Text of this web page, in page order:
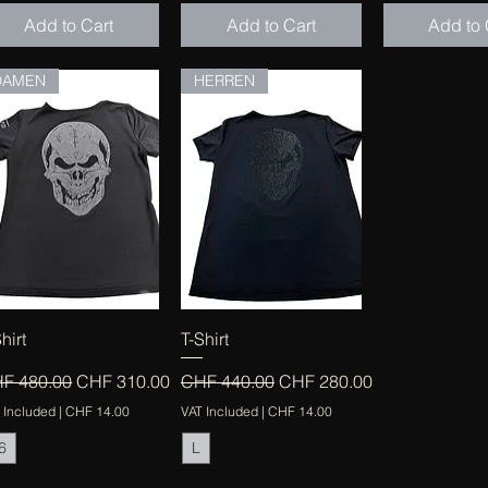
Add to Cart Add to Cart Add to
Price
480.00Sale Price
CHF 310.00
Included |CHF 14.00
HERREN
T-Shirt
Regular Price
CHF 440.00 Sale Price
CHF 280.00
VAT Included| CHF 14.00
L